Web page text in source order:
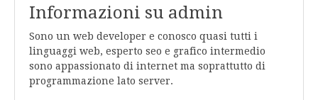
Informazioni su admin
Sono un web developer e conosco quasi tutti i
linguaggi web, esperto seo e grafico intermedio
sono appassionato di internet ma soprattutto di
programmazione lato server.